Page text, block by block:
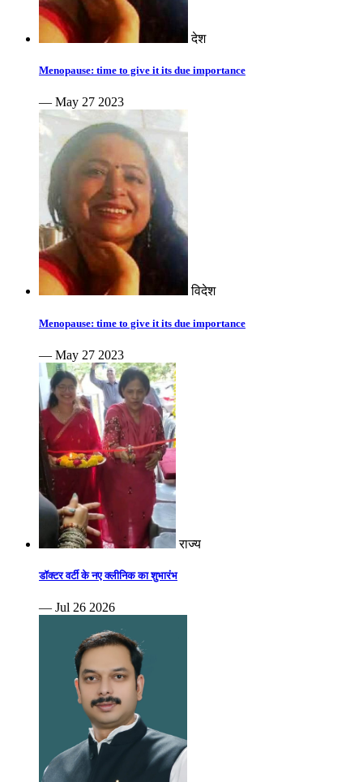
देश
Menopause: time to give it its due importance
— May 27 2023
विदेश
Menopause: time to give it its due importance
— May 27 2023
राज्य
डॉक्टर वर्टी के नए क्लीनिक का शुभारंभ
— Jul 26 2026